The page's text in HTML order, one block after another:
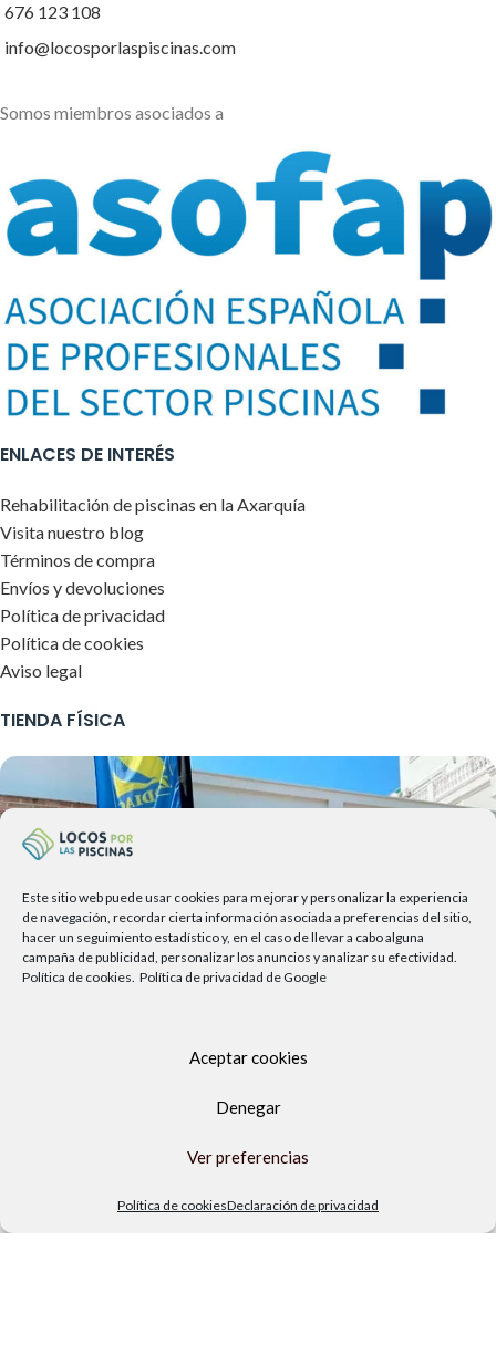
Este sitio web puede usar cookies para mejorar y personalizar la experiencia
de navegación, recordar cierta información asociada a preferencias del sitio,
hacer un seguimiento estadístico y, en el caso de llevar a cabo alguna
campaña de publicidad, personalizar los anuncios y analizar su efectividad.
Política de cookies. Política de privacidad de Google
Aceptar cookies
Denegar
Ver preferencias
Política de cookiesDeclaración de privacidad
676 123 108
info@locosporlaspiscinas.com
Somos miembros asociados a
ENLACES DE INTERÉS
Rehabilitación de piscinas en la Axarquía
Visita nuestro blog
Términos de compra
Envíos y devoluciones
Política de privacidad
Política de cookies
Aviso legal
TIENDA FÍSICA
29740 Torre del Mar, Málaga
9.00h a 13.30h - 16.00h a 19.00h